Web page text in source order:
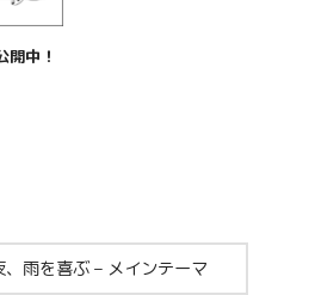
開中！
、雨を喜ぶ – メインテーマ